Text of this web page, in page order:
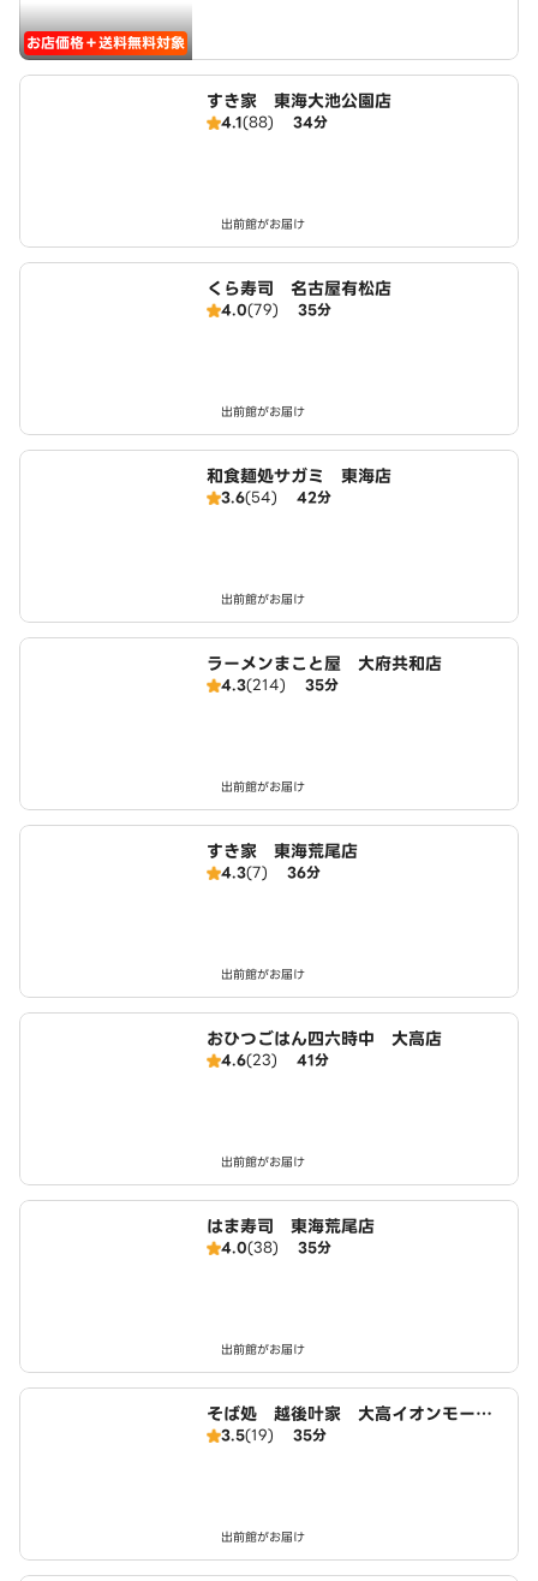
お店価格＋送料無料対象
すき家 東海大池公園店
4.1(88) 34分
出前館がお届け
くら寿司 名古屋有松店
4.0(79) 35分
出前館がお届け
和食麺処サガミ 東海店
3.6(54) 42分
出前館がお届け
ラーメンまこと屋 大府共和店
4.3(214) 35分
出前館がお届け
すき家 東海荒尾店
4.3(7) 36分
出前館がお届け
おひつごはん四六時中 大高店
4.6(23) 41分
出前館がお届け
はま寿司 東海荒尾店
4.0(38) 35分
出前館がお届け
そば処 越後叶家 大高イオンモール
店3.5(19) 35分
出前館がお届け